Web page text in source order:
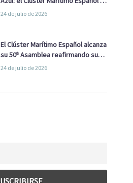
la Real Liga Naval avanzan alianzas
24 de julio de 2026
El Clúster Marítimo Español alcanza
su 50ª Asamblea reafirmando su
liderazgo en la Economía Azul
24 de julio de 2026